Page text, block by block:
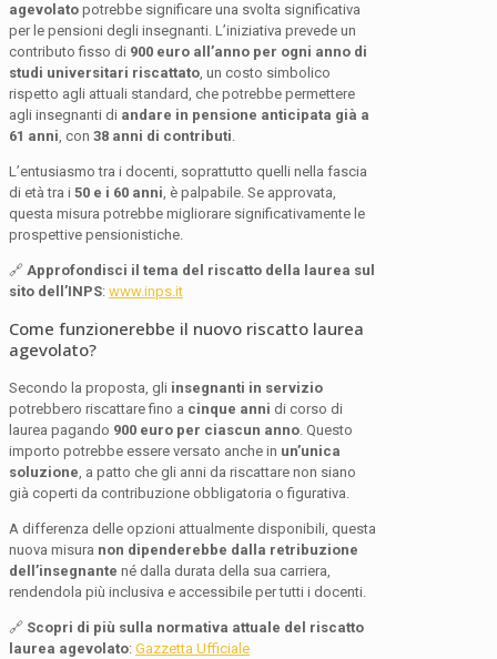
agevolato potrebbe significare una svolta significativa
per le pensioni degli insegnanti. L’iniziativa prevede un
contributo fisso di 900 euro all’anno per ogni anno di
studi universitari riscattato, un costo simbolico
rispetto agli attuali standard, che potrebbe permettere
agli insegnanti di andare in pensione anticipata già a
61 anni, con 38 anni di contributi.
L’entusiasmo tra i docenti, soprattutto quelli nella fascia
di età tra i 50 e i 60 anni, è palpabile. Se approvata,
questa misura potrebbe migliorare significativamente le
prospettive pensionistiche.
🔗 Approfondisci il tema del riscatto della laurea sul
sito dell’INPS: www.inps.it
Come funzionerebbe il nuovo riscatto laurea
agevolato?
Secondo la proposta, gli insegnanti in servizio
potrebbero riscattare fino a cinque anni di corso di
laurea pagando 900 euro per ciascun anno. Questo
importo potrebbe essere versato anche in un’unica
soluzione, a patto che gli anni da riscattare non siano
già coperti da contribuzione obbligatoria o figurativa.
A differenza delle opzioni attualmente disponibili, questa
nuova misura non dipenderebbe dalla retribuzione
dell’insegnante né dalla durata della sua carriera,
rendendola più inclusiva e accessibile per tutti i docenti.
🔗 Scopri di più sulla normativa attuale del riscatto
laurea agevolato: Gazzetta Ufficiale